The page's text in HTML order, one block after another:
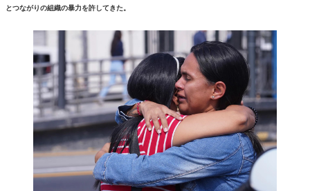
とつながりの組織の暴力を許してきた。